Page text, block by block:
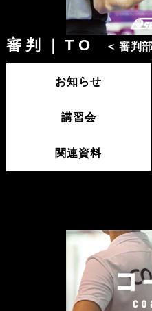
審 判 ｜ T O ＜ 審判
お知らせ
講習会
関連資料